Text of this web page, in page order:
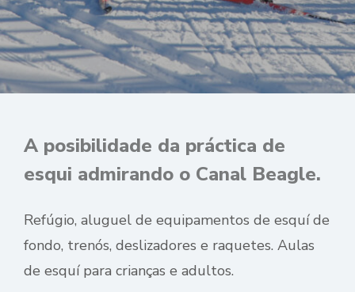
A posibilidade da práctica de
esqui admirando o Canal Beagle.
Refúgio, aluguel de equipamentos de esquí de
fondo, trenós, deslizadores e raquetes. Aulas
de esquí para crianças e adultos.